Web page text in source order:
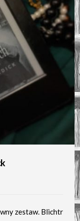
zestaw. Blichtr